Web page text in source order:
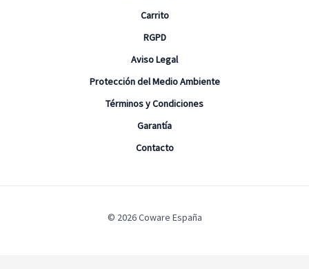
Carrito
RGPD
Aviso Legal
Protección del Medio Ambiente
Términos y Condiciones
Garantía
Contacto
© 2026 Coware España